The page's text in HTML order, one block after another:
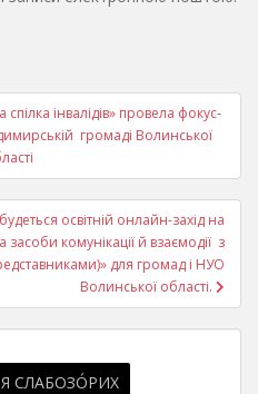
інвалідів» провела фокус-
громаді Волинської
освітній онлайн-захід на
комунікації й взаємодії з
для громад і НУО
Волинської області.
СЛАБОЗО́РИХ